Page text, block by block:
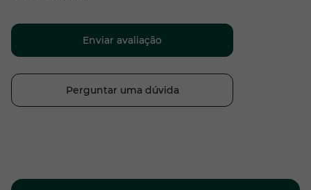
Enviar avaliação
Perguntar uma dúvida